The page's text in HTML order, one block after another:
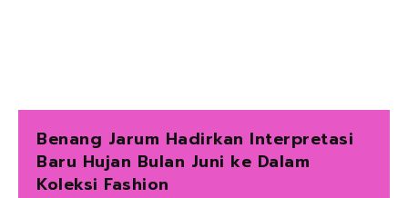
Benang Jarum Hadirkan Interpretasi
Baru Hujan Bulan Juni ke Dalam
Koleksi Fashion